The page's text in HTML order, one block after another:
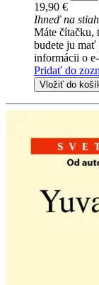
19,90 €
Ihneď na
Máte čítačku,
budete ju mať
informácii o
Pridať do
Vložiť do